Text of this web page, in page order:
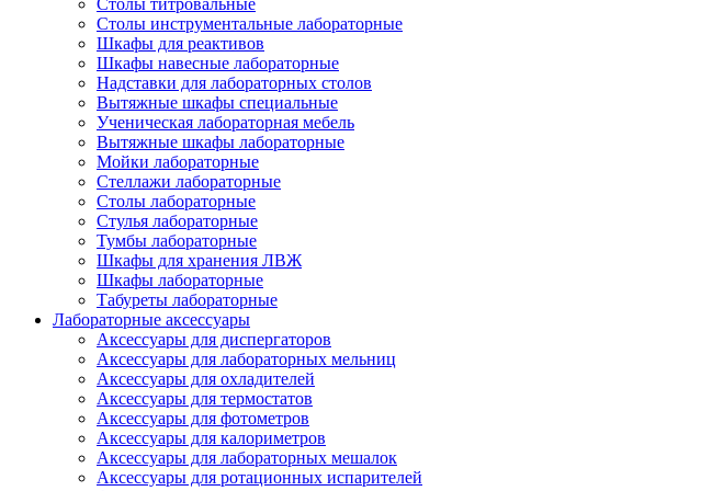
Столы титровальные
Столы инструментальные лабораторные
Шкафы для реактивов
Шкафы навесные лабораторные
Надставки для лабораторных столов
Вытяжные шкафы специальные
Ученическая лабораторная мебель
Вытяжные шкафы лабораторные
Мойки лабораторные
Стеллажи лабораторные
Столы лабораторные
Стулья лабораторные
Тумбы лабораторные
Шкафы для хранения ЛВЖ
Шкафы лабораторные
Табуреты лабораторные
Лабораторные аксессуары
Аксессуары для диспергаторов
Аксессуары для лабораторных мельниц
Аксессуары для охладителей
Аксессуары для термостатов
Аксессуары для фотометров
Аксессуары для калориметров
Аксессуары для лабораторных мешалок
Аксессуары для ротационных испарителей